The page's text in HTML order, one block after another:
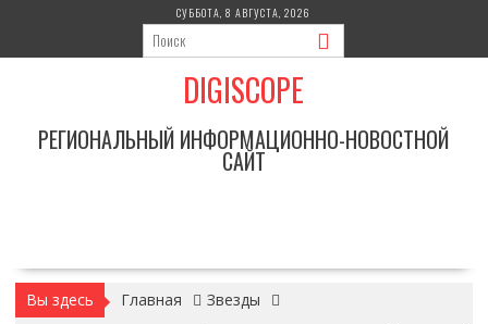
содержимому
СУББОТА, 8 АВГУСТА, 2026
DIGISCOPE
РЕГИОНАЛЬНЫЙ ИНФОРМАЦИОННО-НОВОСТНОЙ
САЙТ
Вы здесь Главная
Звезды